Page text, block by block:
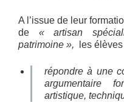
A l’issue de leur
de « artisan
patrimoine », les
répondre à une
argumentaire
artistique,